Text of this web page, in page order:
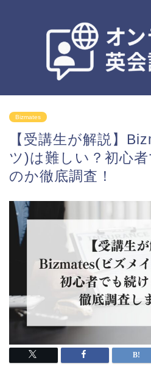
Bizmates
【受講生が解説】
ツ)は難しい？初心
のか徹底調査！